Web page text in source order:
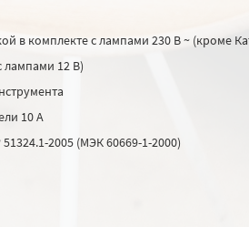
в комплекте с лампами 230 В ~ (кроме
лампами 12 В)
10 А
2005 (МЭК 60669-1-2000)